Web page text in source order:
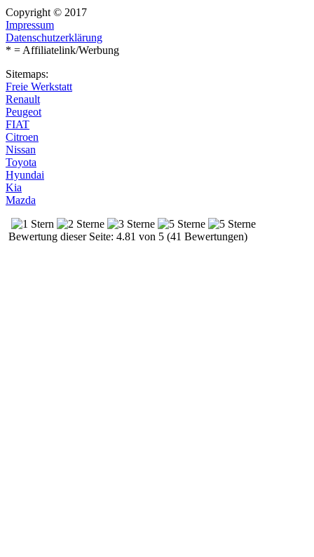
Copyright © 2017
Impressum
Datenschutzerklärung
* = Affiliatelink/Werbung
Sitemaps:
Freie Werkstatt
Renault
Peugeot
FIAT
Citroen
Nissan
Toyota
Hyundai
Kia
Mazda
Bewertung dieser Seite: 4.81 von 5 (41 Bewertungen)